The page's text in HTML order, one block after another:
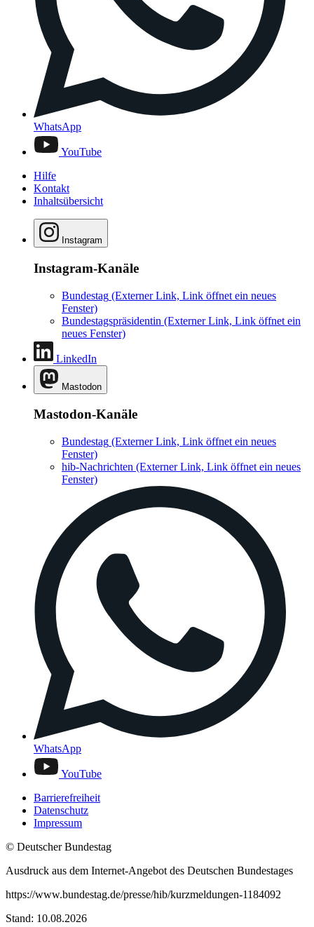
WhatsApp
YouTube
Hilfe
Kontakt
Inhaltsübersicht
Instagram
Instagram-Kanäle
Bundestag (Externer Link, Link öffnet ein neues
Fenster)
Bundestagspräsidentin (Externer Link, Link öffnet ein
neues Fenster)
LinkedIn
Mastodon
Mastodon-Kanäle
Bundestag (Externer Link, Link öffnet ein neues
Fenster)
hib-Nachrichten (Externer Link, Link öffnet ein neues
Fenster)
WhatsApp
YouTube
Barrierefreiheit
Datenschutz
Impressum
© Deutscher Bundestag
Ausdruck aus dem Internet-Angebot des Deutschen Bundestages
https://www.bundestag.de/presse/hib/kurzmeldungen-1184092
Stand: 10.08.2026